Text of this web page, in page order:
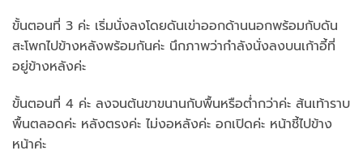
ขั้นตอนที่ 3 ค่ะ เริ่มนั่งลงโดยดันเข่าออกด้านนอกพร้อมกับดัน
สะโพกไปข้างหลังพร้อมกันค่ะ นึกภาพว่ากำลังนั่งลงบนเก้าอี้ที่
อยู่ข้างหลังค่ะ
ขั้นตอนที่ 4 ค่ะ ลงจนต้นขาขนานกับพื้นหรือต่ำกว่าค่ะ ส้นเท้าราบ
พื้นตลอดค่ะ หลังตรงค่ะ ไม่งอหลังค่ะ อกเปิดค่ะ หน้าชี้ไปข้าง
หน้าค่ะ